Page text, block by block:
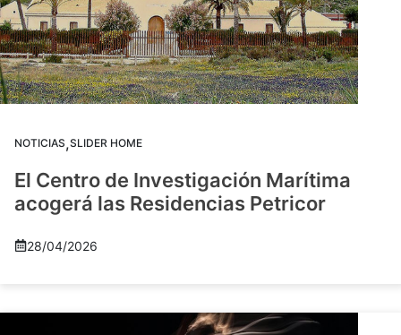
NOTICIAS,SLIDER HOME
El Centro de Investigación Marítima
acogerá las Residencias Petricor
28/04/2026